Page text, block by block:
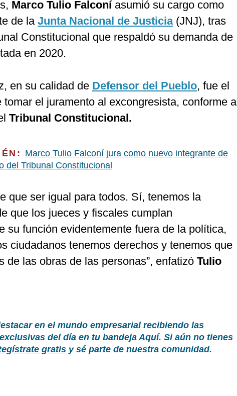
Marco Tulio Falconí asumió su cargo como
de la Junta Nacional de Justicia (JNJ), tras
Constitucional que respaldó su demanda de
en 2020.
en su calidad de Defensor del Pueblo, fue el
tomar el juramento al excongresista, conforme a
Tribunal Constitucional.
Marco Tulio Falconí jura como nuevo integrante de
del Tribunal Constitucional
que ser igual para todos. Sí, tenemos la
que los jueces y fiscales cumplan
su función evidentemente fuera de la política,
ciudadanos tenemos derechos y tenemos que
de las obras de las personas”, enfatizó Tulio
en el mundo empresarial recibiendo las
del día en tu bandejaAquí. Si aún no tienes
gratis y sé parte de nuestra comunidad.